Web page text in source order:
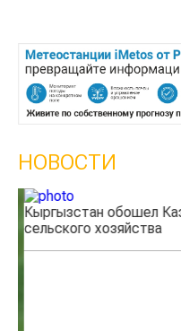
НОВОСТИ
Кыргызстан обошел
сельского хозяйства